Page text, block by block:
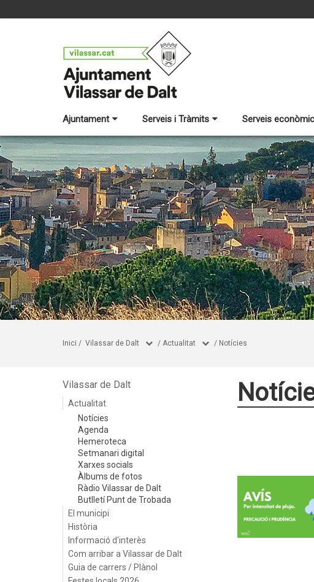
Ajuntament Serveis i Tràmits Serveis
Inici / Vilassar de Dalt / Actualitat / Notícies
Vilassar de Dalt
Actualitat
Notícies
Agenda
Hemeroteca
Setmanari digital
Xarxes socials
Àlbums de fotos
Ràdio Vilassar de Dalt
Butlletí Punt de Trobada
El municipi
Història
Informació d'interès
Com arribar a Vilassar de Dalt
Guia de carrers / Plànol